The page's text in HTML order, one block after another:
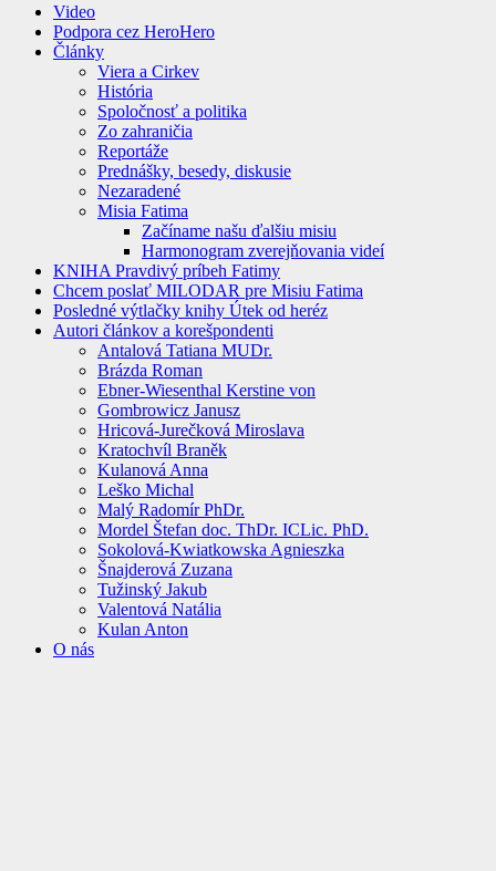
Video
Podpora cez HeroHero
Články
Viera a Cirkev
História
Spoločnosť a politika
Zo zahraničia
Reportáže
Prednášky, besedy, diskusie
Nezaradené
Misia Fatima
Začíname našu ďalšiu misiu
Harmonogram zverejňovania videí
KNIHA Pravdivý príbeh Fatimy
Chcem poslať MILODAR pre Misiu Fatima
Posledné výtlačky knihy Útek od heréz
Autori článkov a korešpondenti
Antalová Tatiana MUDr.
Brázda Roman
Ebner-Wiesenthal Kerstine von
Gombrowicz Janusz
Hricová-Jurečková Miroslava
Kratochvíl Braněk
Kulanová Anna
Leško Michal
Malý Radomír PhDr.
Mordel Štefan doc. ThDr. ICLic. PhD.
Sokolová-Kwiatkowska Agnieszka
Šnajderová Zuzana
Tužinský Jakub
Valentová Natália
Kulan Anton
O nás